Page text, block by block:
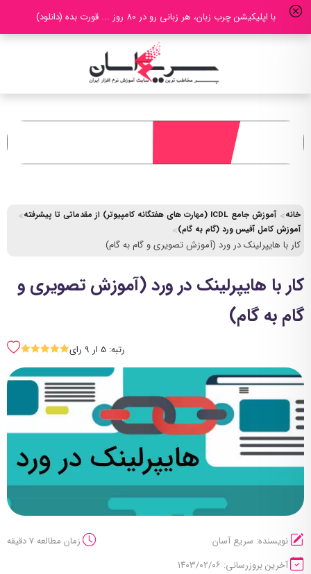
با اپلیکیشن چرب زبان، هر زبانی رو در 80 روز ... قورت بده (دانلود)
خانه
آموزش جامع ICDL (مهارت های هفتگانه کامپیوتر) از مقدماتی تا پیشرفته
آموزش کامل آفیس ورد (گام به گام)
کار با هایپرلینک در ورد (آموزش تصویری و گام به گام)
کار با هایپرلینک در ورد (آموزش تصویری و
گام به گام)
رتبه: 5 ار 9 رای SSSSS
نویسنده: سریع آسان
زمان مطالعه 7 دقیقه
آخرین بروزرسانی: ۱۴۰۳/۰۲/۰۶